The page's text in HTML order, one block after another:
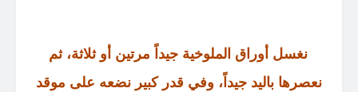
نغسل أوراق الملوخية جيداً مرتين أو ثلاثة، ثم
نعصرها باليد جيداً، وفي قدر كبير نضعه على موقد